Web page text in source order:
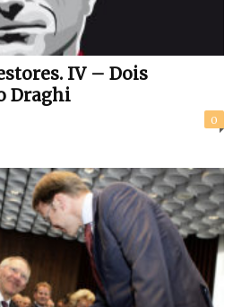
IV – Dois
Draghi
0